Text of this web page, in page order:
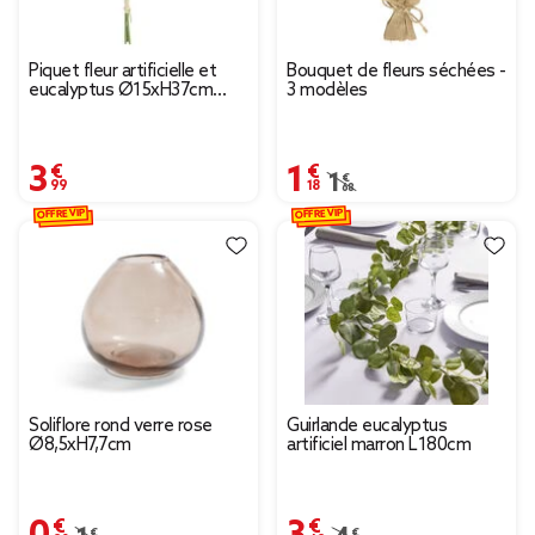
Piquet fleur artificielle et
eucalyptus Ø15xH37cm
3,99 €
Bouquet de fleurs séchées -
3 modèles
1,18 €
Prix remisé de 1,68 € à
1,68 €
Soliflore rond verre rose
Ø8,5xH7,7cm
0,90 €
OFFRE VIP
Guirlande eucalyptus
artificiel marron L180cm
3,49 €
OFFRE VIP